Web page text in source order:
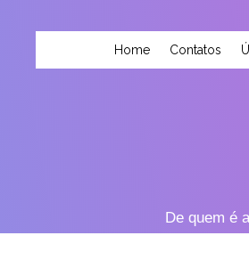
Home Contatos
De quem é